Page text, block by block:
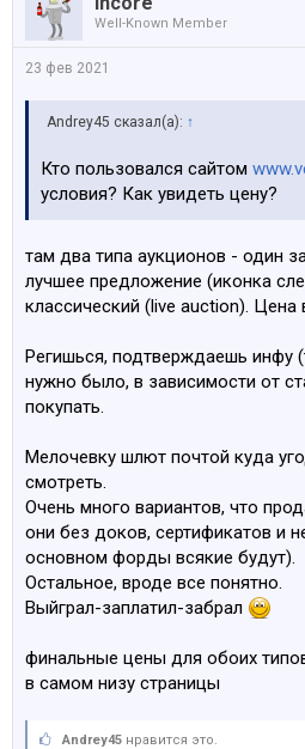
Well-Known Member
23 фев 2021
Andrey45 сказал(а): ↑
Кто пользовался сайтом
условия? Как увидеть цену?
там два типа аукционов - один
лучшее предложение (иконка
классический (live auction). Цена
Регишься, подтверждаешь инфу
нужно было, в зависимости от
покупать.
Мелочевку шлют почтой куда
смотреть.
Очень много вариантов, что
они без доков, сертификатов и
основном форды всякие будут).
Остальное, вроде все понятно.
Выйграл-заплатил-забрал
финальные цены для обоих
в самом низу страницы
Andrey45 нравится это.